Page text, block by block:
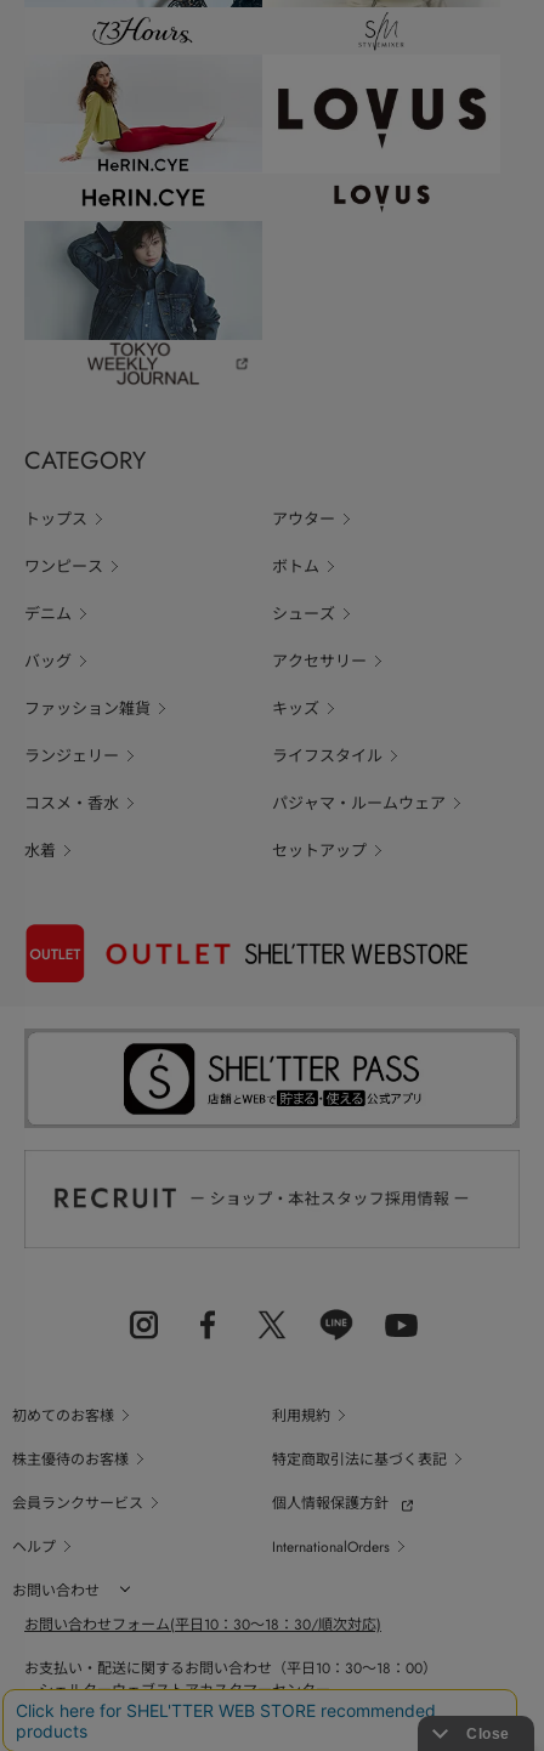
CATEGORY
トップス アウター
ワンピース ボトム
デニム シューズ
バッグ アクセサリー
ファッション雑貨 キッズ
ランジェリー ライフスタイル
コスメ・香水 パジャマ・ルームウェア
水着 セットアップ
初めてのお客様
利用規約
株主優待のお客様
特定商取引法に基づく表記
会員ランクサービス
個人情報保護方針
ヘルプ
InternationalOrders
お問い合わせ
お問い合わせフォーム(平日10：30～18：30/順次対応)
お支払い・配送に関するお問い合わせ（平日10：30～18：00）
シェルターウェブストアカスタマーセンター
0800-123-6820
商品の素材、サイズ、仕様等に関するお問い合せ（平日10：30～18：00）